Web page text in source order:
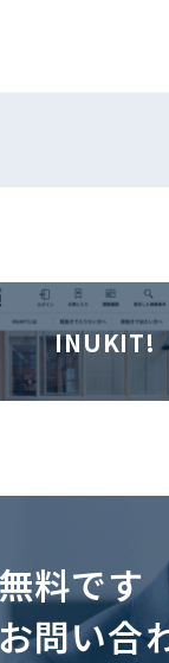
INUKIT!
料です
問い合